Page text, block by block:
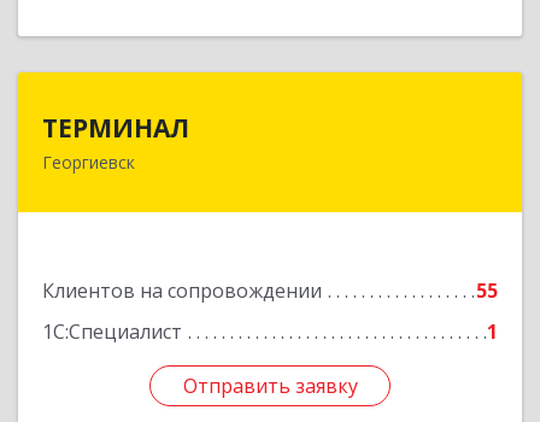
ТЕРМИНАЛ
Георгиевск
Клиентов на сопровождении
55
1С:Специалист
1
Отправить заявку
357820, Ставропольский край, Георгиевск г,
Отправить заявку